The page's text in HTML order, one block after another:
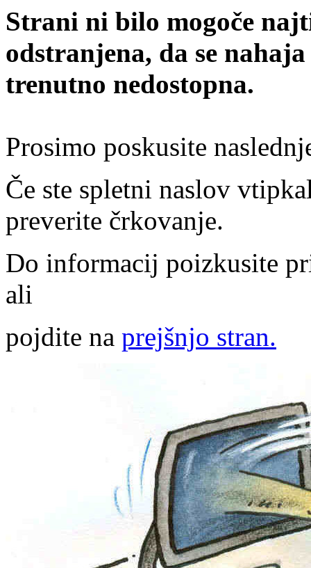
Strani ni bilo mogoče
odstranjena, da se
trenutno nedostopna.
Prosimo poskusite
Če ste spletni naslov
preverite črkovanje.
Do informacij poizkusite
ali
pojdite na prejšnjo stran.